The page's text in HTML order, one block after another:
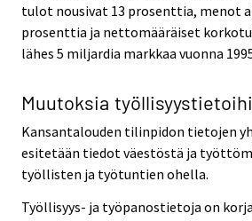
tulot nousivat 13 prosenttia, menot
prosenttia ja nettomääräiset
lähes 5 miljardia markkaa vuonna
Muutoksia
Kansantalouden tilinpidon tietojen
esitetään tiedot väestöstä ja
työllisten ja työtuntien ohella.
Työllisyys- ja työpanostietoja on